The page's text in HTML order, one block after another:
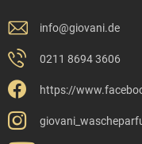
info@giovani.de
0211 8694 3606
https://